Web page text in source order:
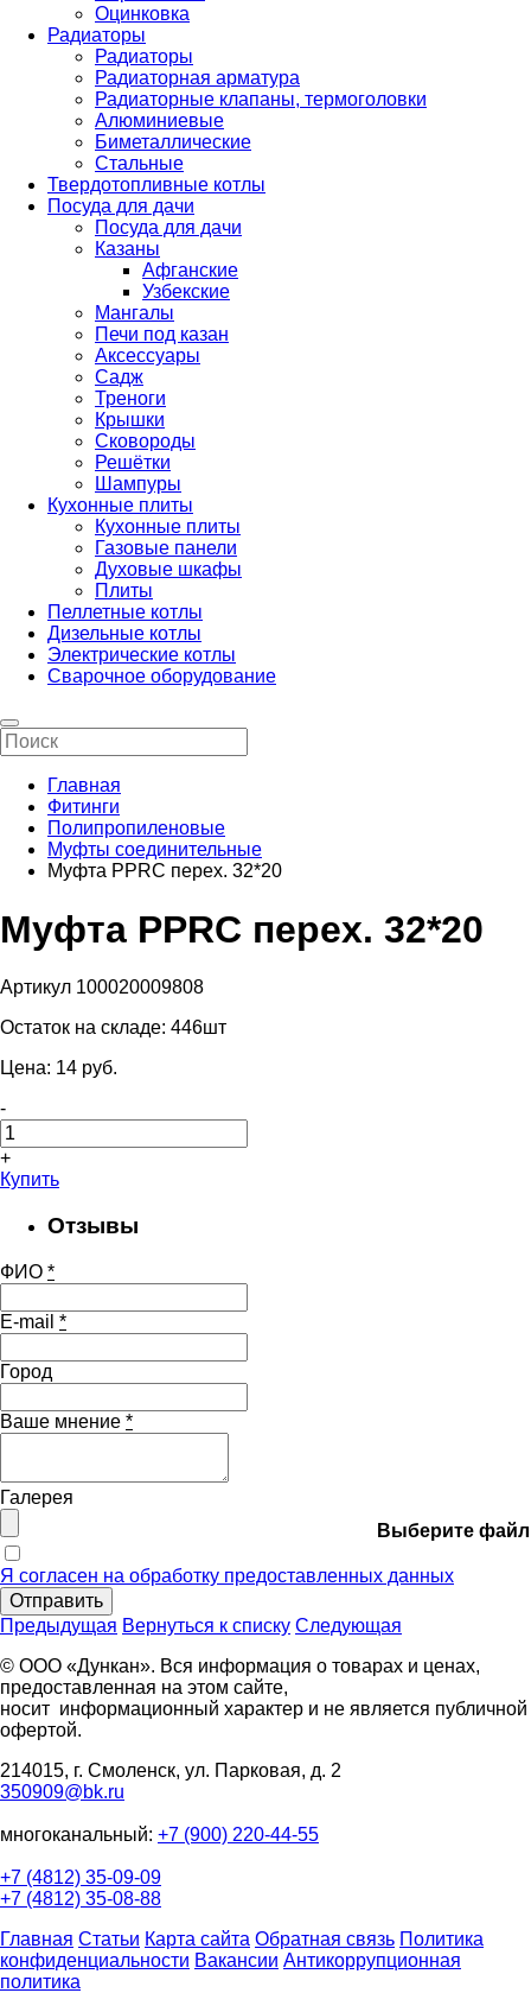
Оцинковка
Радиаторы
Радиаторы
Радиаторная арматура
Радиаторные клапаны, термоголовки
Алюминиевые
Биметаллические
Стальные
Твердотопливные котлы
Посуда для дачи
Посуда для дачи
Казаны
Афганские
Узбекские
Мангалы
Печи под казан
Аксессуары
Садж
Треноги
Крышки
Сковороды
Решётки
Шампуры
Кухонные плиты
Кухонные плиты
Газовые панели
Духовые шкафы
Плиты
Пеллетные котлы
Дизельные котлы
Электрические котлы
Сварочное оборудование
Главная
Фитинги
Полипропиленовые
Муфты соединительные
Муфта PPRC перех. 32*20
Муфта PPRC перех. 32*20
Артикул 100020009808
Остаток на складе: 446шт
Цена: 14 pуб.
-
+
Купить
Отзывы
ФИО *
E-mail *
Город
Ваше мнение *
Галерея
Выберите файл
Я согласен на обработку предоставленных данных
Отправить
Предыдущая Вернуться к списку Следующая
© ООО «Дункан». Вся информация о товарах и ценах,
предоставленная на этом сайте,
носит информационный характер и не является публичной
офертой.
214015, г. Смоленск, ул. Парковая, д. 2
350909@bk.ru
многоканальный: +7 (900) 220-44-55
+7 (4812) 35-09-09
+7 (4812) 35-08-88
Главная Статьи Карта сайта Обратная связь Политика
конфиденциальности Вакансии Антикоррупционная
политика